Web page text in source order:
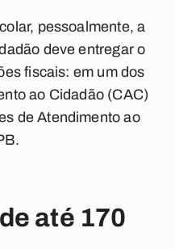
pessoalmente, a
deve entregar o
fiscais: em um dos
ao Cidadão (CAC)
de Atendimento ao
até 170